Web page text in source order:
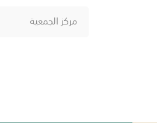
مركز الجمعية